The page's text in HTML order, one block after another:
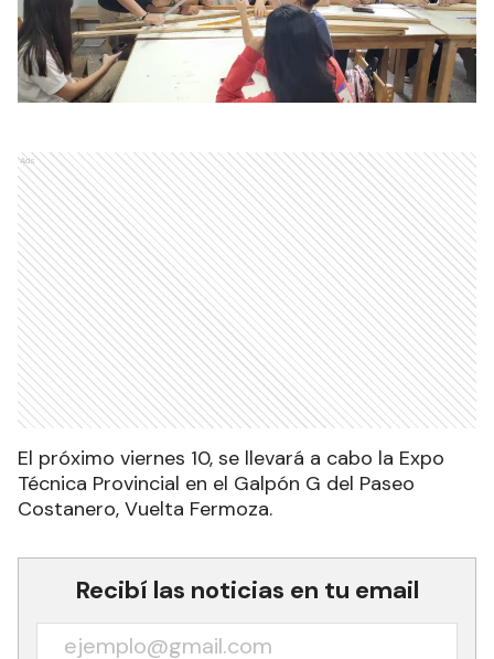
Ads
El próximo viernes 10, se llevará a cabo la Expo
Técnica Provincial en el Galpón G del Paseo
Costanero, Vuelta Fermoza.
Recibí las noticias en tu email